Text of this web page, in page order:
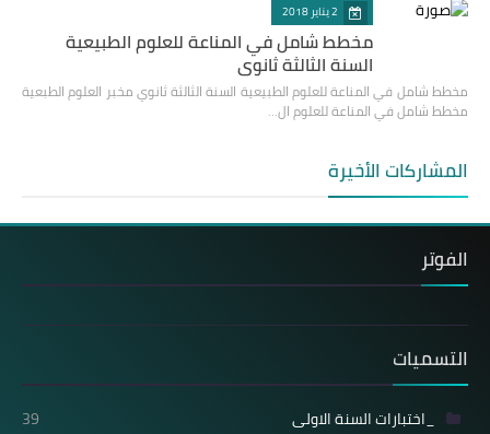
2 يناير 2018
مخطط شامل في المناعة للعلوم الطبيعية
السنة الثالثة ثانوي
مخطط شامل في المناعة للعلوم الطبيعية السنة الثالثة ثانوي مخبر العلوم الطبعية
مخطط شامل في المناعة للعلوم ال…
المشاركات الأخيرة
الفوتر
التسميات
_اختبارات السنة الاولى
39